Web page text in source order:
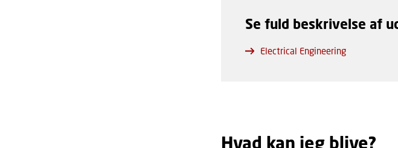
Se fuld beskrivelse af
Electrical Engineering
Hvad kan jeg blive?